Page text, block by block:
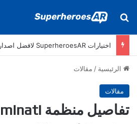
بحث عن
الرئيسية / مقالات
مقالات